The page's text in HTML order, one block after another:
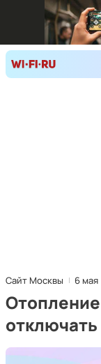
Сайт Москвы 6 мая
отключать